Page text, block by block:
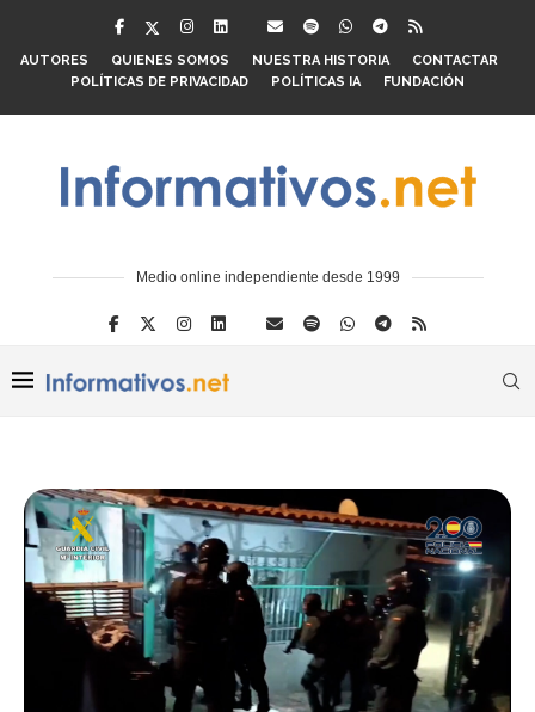
AUTORES QUIENES SOMOS NUESTRA HISTORIA
CONTACTAR
POLÍTICAS DE PRIVACIDAD
POLÍTICAS IA FUNDACIÓN
Medio online independiente desde 1999